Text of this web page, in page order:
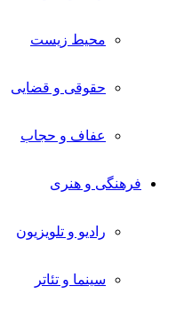
محیط زیست
حقوقی و قضایی
عفاف و حجاب
فرهنگی و هنری
رادیو و تلویزیون
سینما و تئاتر